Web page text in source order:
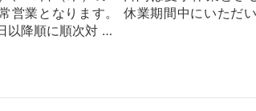
常営業となります。 休業期間中にいただ
以降順に順次対 …